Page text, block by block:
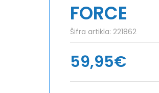
FORCE
Šifra artikla: 221862
59,95€